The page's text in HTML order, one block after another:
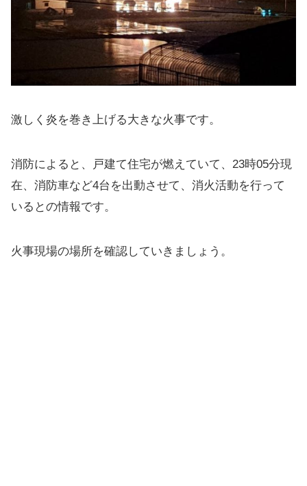
激しく炎を巻き上げる大きな火事です。
消防によると、戸建て住宅が燃えていて、23時05分現
在、消防車など4台を出動させて、消火活動を行って
いるとの情報です。
火事現場の場所を確認していきましょう。